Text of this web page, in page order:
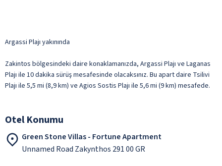
Argassi Plajı yakınında
Zakintos bölgesindeki daire konaklamanızda, Argassi Plajı ve Laganas
Plajı ile 10 dakika sürüş mesafesinde olacaksınız. Bu apart daire Tsilivi
Plajı ile 5,5 mi (8,9 km) ve Agios Sostis Plajı ile 5,6 mi (9 km) mesafede.
Otel Konumu
Green Stone Villas - Fortune Apartment
Unnamed Road Zakynthos 291 00 GR